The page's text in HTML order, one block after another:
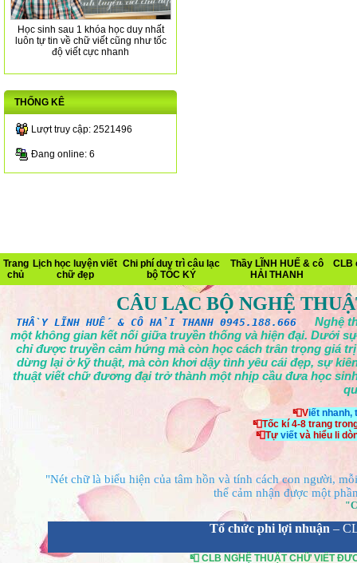
Học sinh sau 1 khóa học duy nhất
luôn tự tin về chữ viết cũng như tốc
độ viết cực nhanh
THỐNG KÊ
Lượt truy cập: 2521496
Đang online: 6
Trang
chủ
Lịch học luyện viết
chữ đẹp
Chi phí duy trì câu lạc
bộ TỐC KÝ
Thầy LĨNH HUẾ & cô
HẢI THANH
CLB
CÂU LẠC BỘ NGHỆ
THẦY LĨNH HUẾ & CÔ HẢI THANH 0945.188.666
Nghệ
một không gian kết nối giữa truyền thống và hiện đại. Dưới
chỉ được truyền cảm hứng mà còn học cách trân trọng giá
dừng lại ở kỹ thuật, mà còn khơi dậy tình yêu cái đẹp, sự
thuật viết chữ đương đại trở thành một nhịp cầu đưa học
📮Viết nhanh,
📮Tốc kí 4-8 trang
📮Tựviết và hiểu li
"Nét chữ là biểu hiện của tâm hồn và tính cách con người,
thể cảm nhận được một
Tổ chức phi lợi nhuận –
📮 CLB NGHỆ THUẬT CHỮ VIẾT